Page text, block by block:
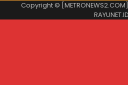
Copyright ©
RAYUNET.ID